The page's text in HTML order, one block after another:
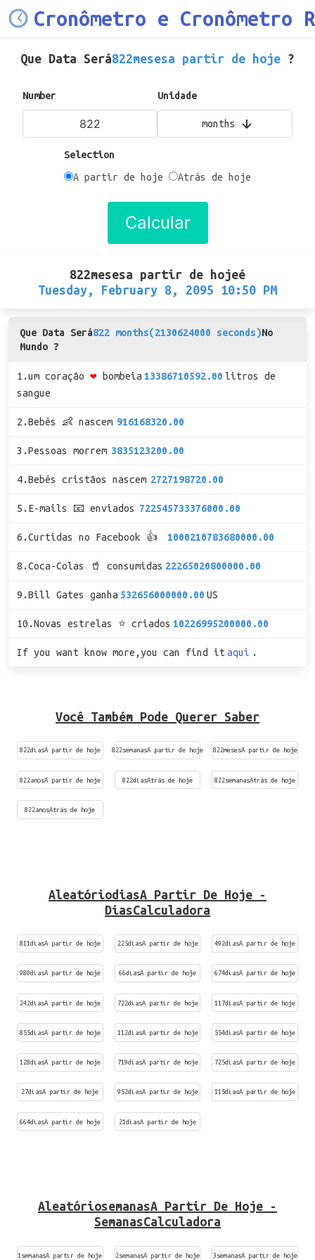
Cronômetro e Cronômetro
Que Data Será822mesesa partir de hoje ?
Number Unidade
months
Selection
A partir de hoje
Atrás de hoje
Calcular
822mesesa partir de hojeé
Tuesday, February 8, 2095 10:50 PM
Que Data Será822 months(2130624000 seconds)No
Mundo ?
1.um coração ❤ bombeia 13386710592.00 litros de
sangue
2.Bebês 👶 nascem 916168320.00
3.Pessoas morrem 3835123200.00
4.Bebês cristãos nascem 2727198720.00
5.E-mails 📧 enviados 722545733376000.00
6.Curtidas no Facebook 👍 1000210783680000.00
8.Coca-Colas 🥤 consumidas 22265020800000.00
9.Bill Gates ganha 532656000000.00 US
10.Novas estrelas ⭐ criados 10226995200000.00
If you want know more,you can find it aqui .
Você Também Pode Querer Saber
822diasA partir de hoje 822semanasA partir de hoje 822mesesA partir de hoje
822anosA partir de hoje 822diasAtrás de hoje 822semanasAtrás de hoje
822anosAtrás de hoje
AleatóriodiasA Partir De Hoje -
DiasCalculadora
811diasA partir de hoje 225diasA partir de hoje 492diasA partir de hoje
980diasA partir de hoje 66diasA partir de hoje 674diasA partir de hoje
242diasA partir de hoje 722diasA partir de hoje 117diasA partir de hoje
855diasA partir de hoje 112diasA partir de hoje 554diasA partir de hoje
128diasA partir de hoje 719diasA partir de hoje 725diasA partir de hoje
27diasA partir de hoje 952diasA partir de hoje 115diasA partir de hoje
664diasA partir de hoje 21diasA partir de hoje
AleatóriosemanasA Partir De Hoje -
SemanasCalculadora
1semanasA partir de hoje 2semanasA partir de hoje 3semanasA partir de hoje